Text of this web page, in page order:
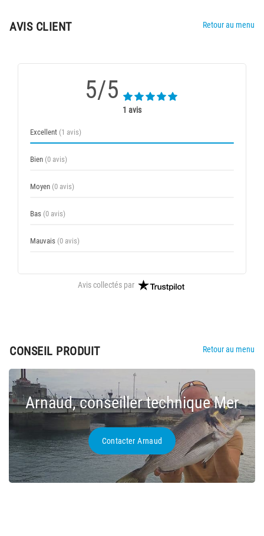
AVIS CLIENT Retour au menu
5/5
1 avis
Excellent (1 avis)
Bien (0 avis)
Moyen (0 avis)
Bas (0 avis)
Mauvais (0 avis)
Avis collectés par
CONSEIL PRODUIT Retour au menu
Arnaud, conseiller technique Mer
Contacter Arnaud